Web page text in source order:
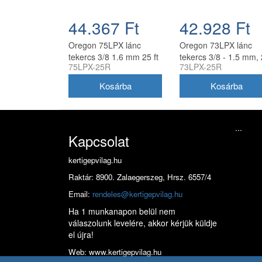
44.367 Ft
Oregon 75LPX lánc
tekercs 3/8 1.6 mm 25 ft
410 szem
75LPX-25R
42.928 Ft
Oregon 73LPX lánc
tekercs 3/8 - 1.5 mm,
ft, 410 szem
73LPX-25R
Kapcsolat
kertigepvilag.hu
Raktár: 8900. Zalaegerszeg, Hrsz. 6557/4
Email: rendeles@kertigepvilag.hu
Ha 1 munkanapon belül nem
válaszolunk levelére, akkor kérjük küldje
el újra!
Web: www.kertigepvilag.hu
...